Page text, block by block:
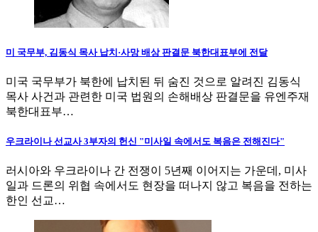
미 국무부, 김동식 목사 납치·사망 배상 판결문 북한대표부에 전달
미국 국무부가 북한에 납치된 뒤 숨진 것으로 알려진 김동식
목사 사건과 관련한 미국 법원의 손해배상 판결문을 유엔주재
북한대표부…
우크라이나 선교사 3부자의 헌신 "미사일 속에서도 복음은 전해진다"
러시아와 우크라이나 간 전쟁이 5년째 이어지는 가운데, 미사
일과 드론의 위협 속에서도 현장을 떠나지 않고 복음을 전하는
한인 선교…